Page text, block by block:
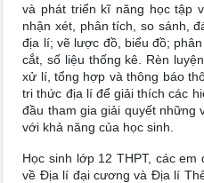
và phát triển kĩ năng học tập
nhận xét, phân tích, so sánh,
địa lí; vẽ lược đồ, biểu đồ;
cắt, số liệu thống kê. Rèn
xử lí, tổng hợp và thông báo
tri thức địa lí để giải thích các
đầu tham gia giải quyết những
với khả năng của học sinh.
Học sinh lớp 12 THPT, các
về Địa lí đại cương và Địa lí